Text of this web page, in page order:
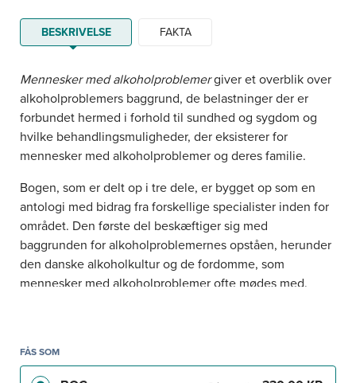
BESKRIVELSE FAKTA
Mennesker med alkoholproblemergiver et overblik over
alkoholproblemers baggrund, de belastninger der er
forbundet hermed i forhold til sundhed og sygdom og
hvilke behandlingsmuligheder, der eksisterer for
mennesker med alkoholproblemer og deres familie.
Bogen, som er delt op i tre dele, er bygget op som en
antologi med bidrag fra forskellige specialister inden for
området. Den første del beskæftiger sig med
baggrunden for alkoholproblemernes opståen, herunder
den danske alkoholkultur og de fordomme, som
mennesker med alkoholproblemer ofte mødes med.
Her bedrives bl.a. den neurofysiologiske afhængighed,
psykisk komorbiditet og de følgevirkninger, der er
FÅS SOM